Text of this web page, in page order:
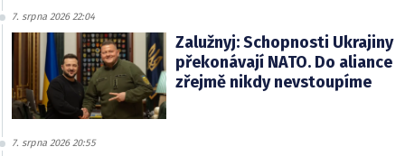
7. srpna 2026 22:04
Zalužnyj: Schopnosti Ukrajiny
překonávají NATO. Do aliance
zřejmě nikdy nevstoupíme
7. srpna 2026 20:55